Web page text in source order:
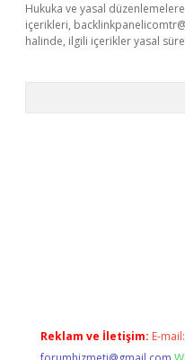
Hukuka ve yasal
içerikleri,
halinde, ilgili içerikler yasal
Reklam ve İletişim: E-mail: